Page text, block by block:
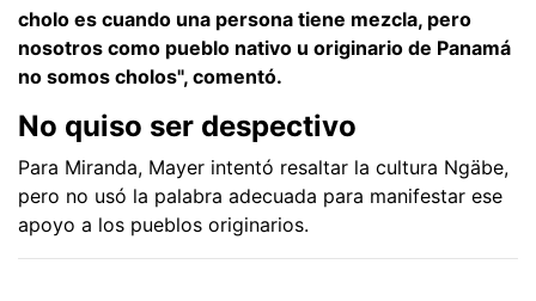
cholo es cuando una persona tiene mezcla, pero
nosotros como pueblo nativo u originario de Panamá
no somos cholos", comentó.
No quiso ser despectivo
Para Miranda, Mayer intentó resaltar la cultura Ngäbe,
pero no usó la palabra adecuada para manifestar ese
apoyo a los pueblos originarios.